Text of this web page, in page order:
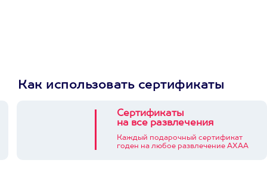
Как использовать сертификаты
Сертификаты
на все развлечения
Каждый подарочный сертификат
годен на любое развлечение АХАА